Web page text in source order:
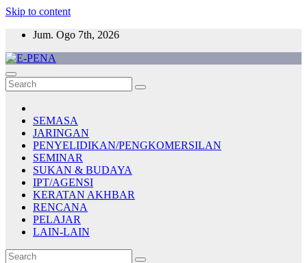
Skip to content
Jum. Ogo 7th, 2026
E-PENA
Berita Digital Terkini
SEMASA
JARINGAN
PENYELIDIKAN/PENGKOMERSILAN
SEMINAR
SUKAN & BUDAYA
IPT/AGENSI
KERATAN AKHBAR
RENCANA
PELAJAR
LAIN-LAIN